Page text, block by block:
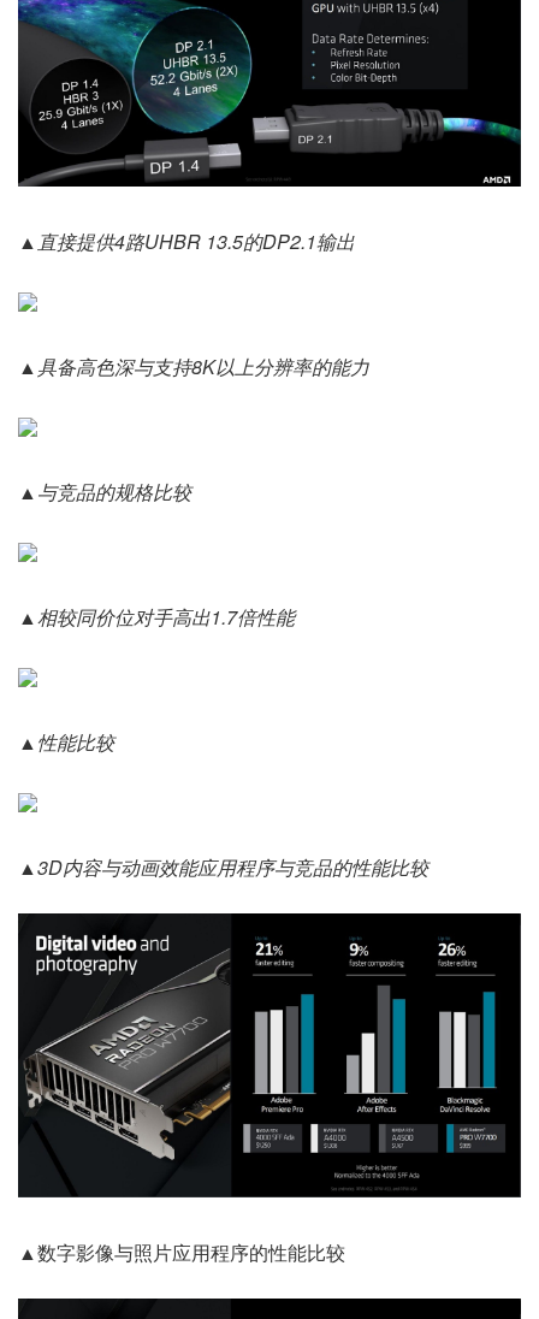
▲直接提供4路UHBR 13.5的DP2.1输出
▲具备高色深与支持8K以上分辨率的能力
▲与竞品的规格比较
▲相较同价位对手高出1.7倍性能
▲性能比较
▲3D内容与动画效能应用程序与竞品的性能比较
▲数字影像与照片应用程序的性能比较